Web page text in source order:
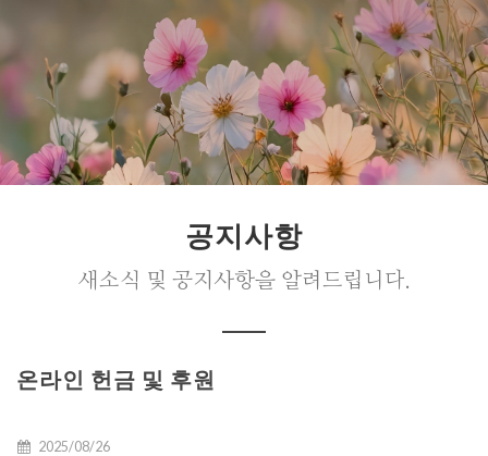
공지사항
새소식 및 공지사항을 알려드립니다.
온라인 헌금 및 후원
2025/08/26